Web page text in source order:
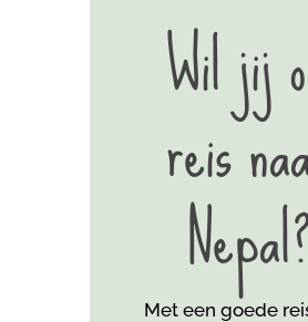
Wil jij
reis
Met een goede